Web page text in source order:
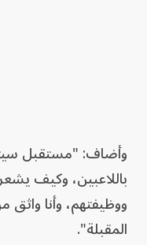
وأضاف: "مستقبل
باللاعبين، وكيف
ووظيفتهم، وأنا واثق
المقبلة".